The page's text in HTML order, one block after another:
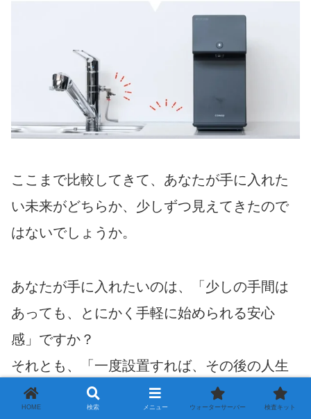
ここまで比較してきて、あなたが手に入れた
い未来がどちらか、少しずつ見えてきたので
はないでしょうか。
あなたが手に入れたいのは、「少しの手間は
あっても、とにかく手軽に始められる安心
感」ですか？
それとも、「一度設置すれば、その後の人生
から水に関するストレスが永久になくなる快
HOME 検索 メニュー ウォーターサーバー 検査キット